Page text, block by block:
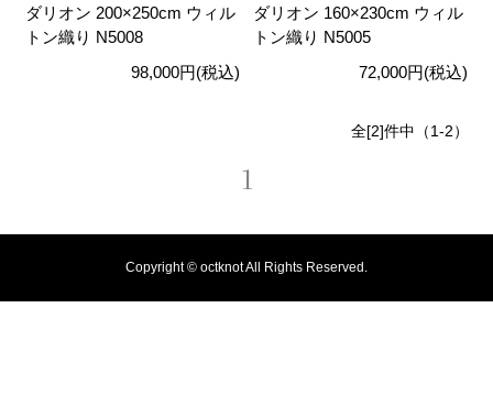
ダリオン 200×250cm ウィル
トン織り N5008
98,000円(税込)
ダリオン 160×230cm ウィル
トン織り N5005
72,000円(税込)
全[2]件中（1-2）
1
Copyright © octknot All Rights Reserved.